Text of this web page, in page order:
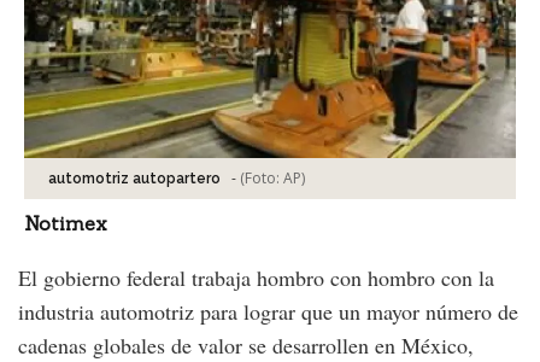
automotriz autopartero - (Foto: AP)
Notimex
El gobierno federal trabaja hombro con hombro con la
industria automotriz para lograr que un mayor número de
cadenas globales de valor se desarrollen en México,